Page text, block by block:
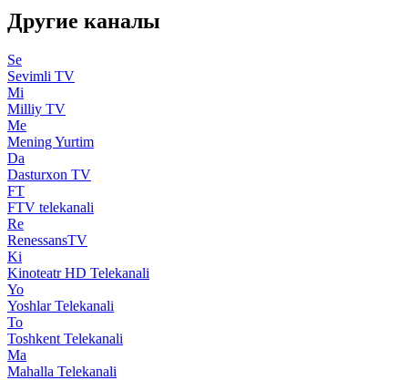
Другие каналы
Se
Sevimli TV
Mi
Milliy TV
Me
Mening Yurtim
Da
Dasturxon TV
FT
FTV telekanali
Re
RenessansTV
Ki
Kinoteatr HD Telekanali
Yo
Yoshlar Telekanali
To
Toshkent Telekanali
Ma
Mahalla Telekanali